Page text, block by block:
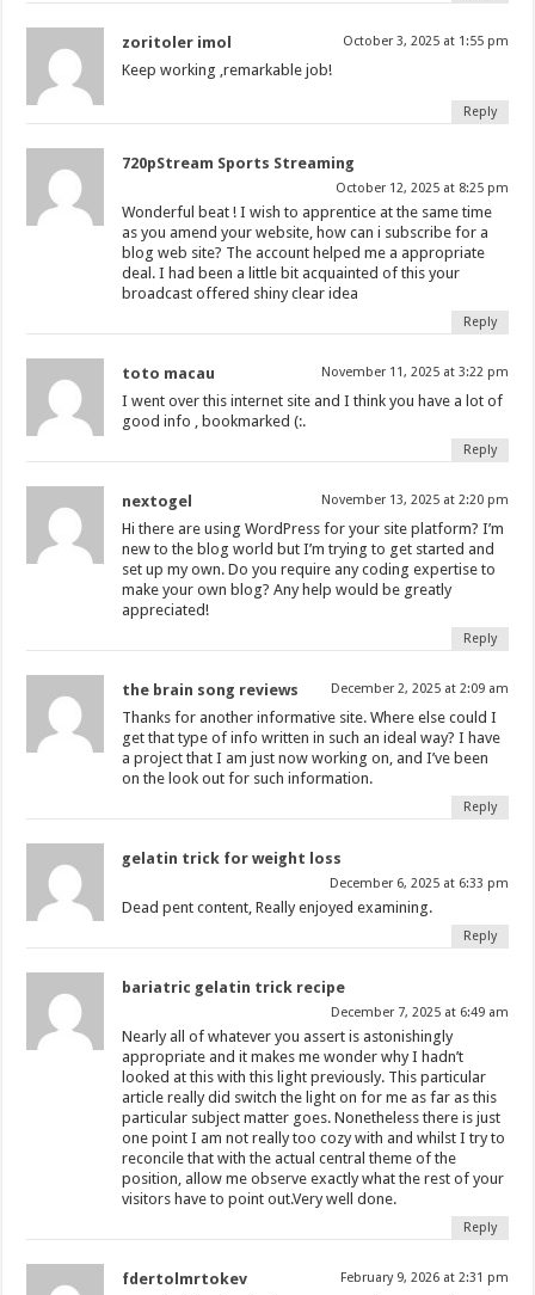
zoritoler imol October 3, 2025 at 1:55 pm
Keep working ,remarkable job!
Reply
720pStream Sports Streaming
October 12, 2025 at 8:25 pm
Wonderful beat ! I wish to apprentice at the same time
as you amend your website, how can i subscribe for a
blog web site? The account helped me a appropriate
deal. I had been a little bit acquainted of this your
broadcast offered shiny clear idea
Reply
toto macau November 11, 2025 at 3:22 pm
I went over this internet site and I think you have a lot of
good info , bookmarked (:.
Reply
nextogel November 13, 2025 at 2:20 pm
Hi there are using WordPress for your site platform? I’m
new to the blog world but I’m trying to get started and
set up my own. Do you require any coding expertise to
make your own blog? Any help would be greatly
appreciated!
Reply
the brain song reviews December 2, 2025 at 2:09 am
Thanks for another informative site. Where else could I
get that type of info written in such an ideal way? I have
a project that I am just now working on, and I’ve been
on the look out for such information.
Reply
gelatin trick for weight loss
December 6, 2025 at 6:33 pm
Dead pent content, Really enjoyed examining.
Reply
bariatric gelatin trick recipe
December 7, 2025 at 6:49 am
Nearly all of whatever you assert is astonishingly
appropriate and it makes me wonder why I hadn’t
looked at this with this light previously. This particular
article really did switch the light on for me as far as this
particular subject matter goes. Nonetheless there is just
one point I am not really too cozy with and whilst I try to
reconcile that with the actual central theme of the
position, allow me observe exactly what the rest of your
visitors have to point out.Very well done.
Reply
fdertolmrtokev February 9, 2026 at 2:31 pm